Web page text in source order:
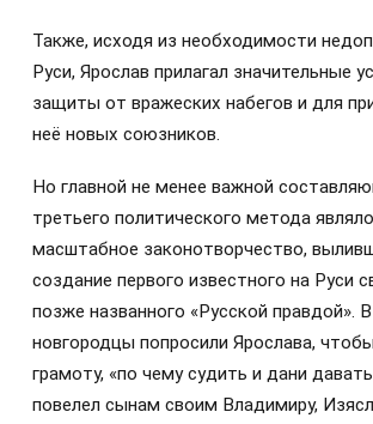
Также, исходя из необходимости
Руси, Ярослав прилагал значительные
защиты от вражеских набегов и для
неё новых союзников.
Но главной не менее важной
третьего политического метода
масштабное законотворчество,
создание первого известного на Руси
позже названного «Русской правдой».
новгородцы попросили Ярослава,
грамоту, «по чему судить и дани
повелел сынам своим Владимиру,